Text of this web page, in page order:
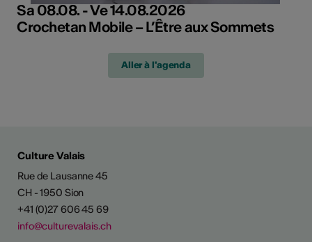
Sa 08.08. - Ve 14.08.2026
Crochetan Mobile – L’Être aux Sommets
Aller à l'agenda
Culture Valais
Rue de Lausanne 45
CH - 1950 Sion
+41 (0)27 606 45 69
info@culturevalais.ch